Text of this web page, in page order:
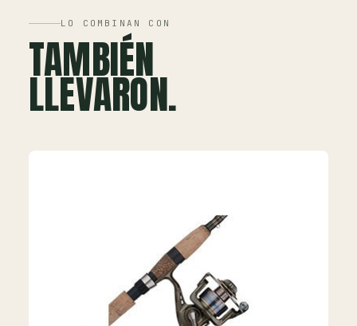
LO COMBINAN CON
TAMBIÉN
LLEVARON.